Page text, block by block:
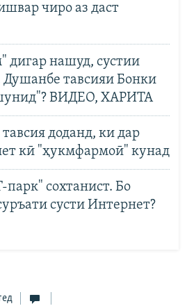
чиро аз даст
дигар нашуд, сустии
тавсияи Бонки
ВИДЕО, ХАРИТА
доданд, ки дар
кӣ "ҳукмфармоӣ" кунад
парк" сохтанист. Бо
сусти Интернет?